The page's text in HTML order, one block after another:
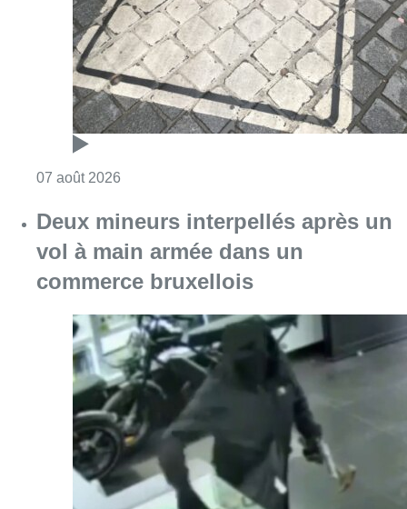
07 août 2026
Deux mineurs interpellés après un
vol à main armée dans un
commerce bruxellois